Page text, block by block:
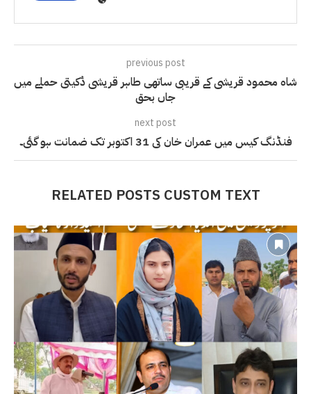
previous post
شاہ محمود قریشی کے قریبی ساتھی طاہر قریشی ڈکیتی حملے میں
جاں بحق
next post
فنڈنگ ​​کیس میں عمران خان کی 31 اکتوبر تک ضمانت ہو گئی۔
RELATED POSTS CUSTOM TEXT